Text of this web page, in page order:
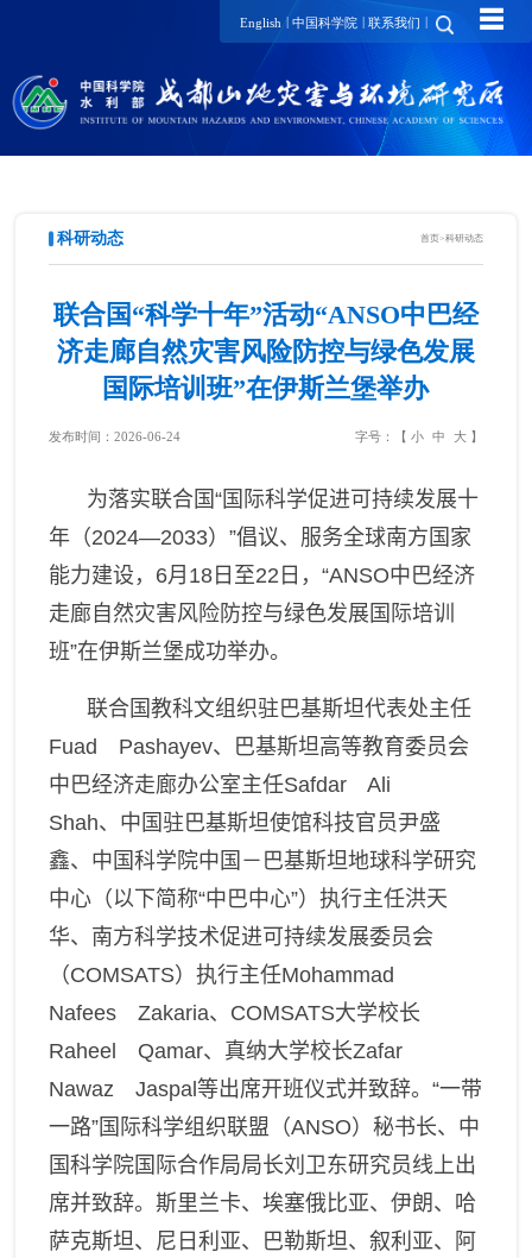
English | 中国科学院 | 联系我们 | ☰
科研动态 首页>科研动态
联合国“科学十年”活动“ANSO中巴经
济走廊自然灾害风险防控与绿色发展
国际培训班”在伊斯兰堡举办
发布时间：2026-06-24 字号：【 小 中 大】
为落实联合国“国际科学促进可持续发展十
年（2024—2033）”倡议、服务全球南方国家
能力建设， 6月 18 日至22 日，“ANSO中巴经济
走廊自然灾害风险防控与绿色发展国际培训
班”在伊斯兰堡成功举办。
联合国教科文组织驻巴基斯坦代表处主任
Fuad Pashayev、 巴基斯坦高等教育委员会
中巴经济走廊办公室主任Safdar Ali
Shah、 中国驻巴基斯坦使馆科技官员尹盛
鑫、 中国科学院中国 － 巴基斯坦地球科学研究
中心（ 以下简称“中巴中心”）执行主任洪天
华、 南方科学技术促进可持续发展委员会
（COMSATS）执行主任Mohammad
Nafees Zakaria、 COMSATS大学校长
Raheel Qamar、 真纳大学校长Zafar
Nawaz Jaspal等出席开班仪式并致辞。“一带
一路”国际科学组织联盟（ANSO）秘书长、中
国科学院国际合作局局长刘卫东研究员线上出
席并致辞。斯里兰卡、埃塞俄比亚、伊朗、哈
萨克斯坦、尼日利亚、巴勒斯坦、叙利亚、阿